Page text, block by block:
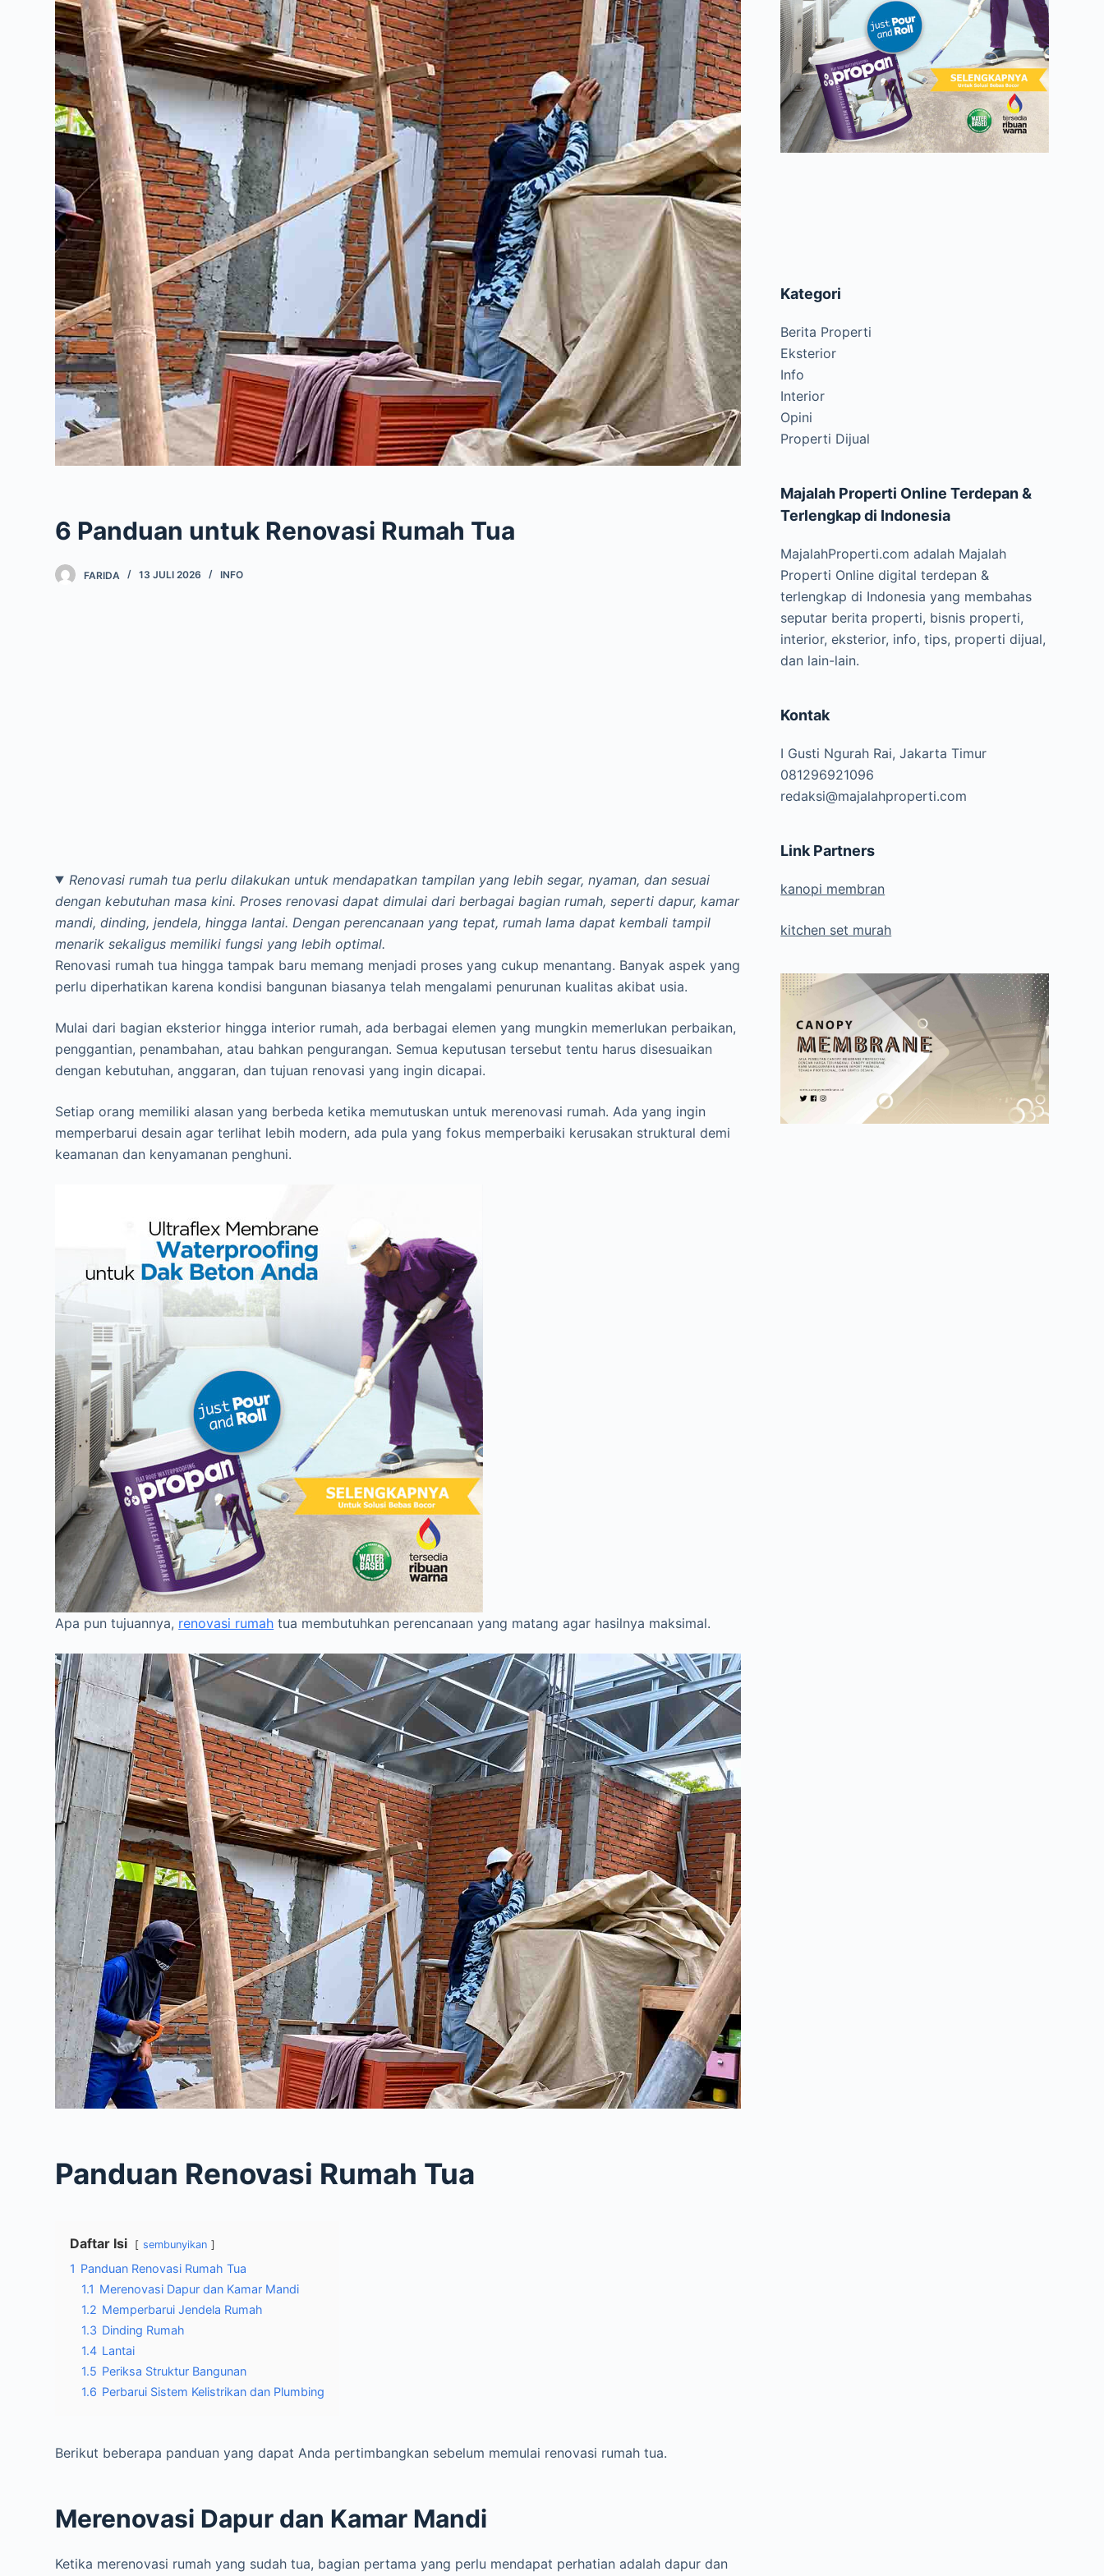
6 Panduan untuk Renovasi Rumah Tua
FARIDA 13 JULI 2026 INFO
Renovasi rumah tua perlu dilakukan untuk mendapatkan tampilan yang lebih segar, nyaman, dan sesuai
dengan kebutuhan masa kini. Proses renovasi dapat dimulai dari berbagai bagian rumah, seperti dapur, kamar
mandi, dinding, jendela, hingga lantai. Dengan perencanaan yang tepat, rumah lama dapat kembali tampil
menarik sekaligus memiliki fungsi yang lebih optimal.
Renovasi rumah tua hingga tampak baru memang menjadi proses yang cukup menantang. Banyak aspek yang
perlu diperhatikan karena kondisi bangunan biasanya telah mengalami penurunan kualitas akibat usia.
Mulai dari bagian eksterior hingga interior rumah, ada berbagai elemen yang mungkin memerlukan perbaikan,
penggantian, penambahan, atau bahkan pengurangan. Semua keputusan tersebut tentu harus disesuaikan
dengan kebutuhan, anggaran, dan tujuan renovasi yang ingin dicapai.
Setiap orang memiliki alasan yang berbeda ketika memutuskan untuk merenovasi rumah. Ada yang ingin
memperbarui desain agar terlihat lebih modern, ada pula yang fokus memperbaiki kerusakan struktural demi
keamanan dan kenyamanan penghuni.
Apa pun tujuannya, renovasi rumah tua membutuhkan perencanaan yang matang agar hasilnya maksimal.
Panduan Renovasi Rumah Tua
Daftar Isi sembunyikan
1 Panduan Renovasi Rumah Tua
1.1 Merenovasi Dapur dan Kamar Mandi
1.2 Memperbarui Jendela Rumah
1.3 Dinding Rumah
1.4 Lantai
1.5 Periksa Struktur Bangunan
1.6 Perbarui Sistem Kelistrikan dan Plumbing
Berikut beberapa panduan yang dapat Anda pertimbangkan sebelum memulai renovasi rumah tua.
Merenovasi Dapur dan Kamar Mandi
Ketika merenovasi rumah yang sudah tua, bagian pertama yang perlu mendapat perhatian adalah dapur dan
Kategori
Berita Properti
Eksterior
Info
Interior
Opini
Properti Dijual
Majalah Properti Online Terdepan &
Terlengkap di Indonesia
MajalahProperti.com adalah Majalah
Properti Online digital terdepan &
terlengkap di Indonesia yang membahas
seputar berita properti, bisnis properti,
interior, eksterior, info, tips, properti dijual,
dan lain-lain.
Kontak
I Gusti Ngurah Rai, Jakarta Timur
081296921096
redaksi@majalahproperti.com
Link Partners
kanopi membran
kitchen set murah